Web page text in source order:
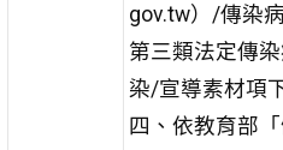
gov.tw）/傳染
第三類法定傳
染/宣導素材項
四、依教育部